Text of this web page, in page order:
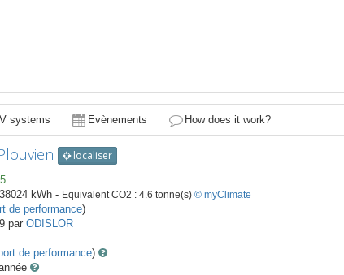
systems Evènements How does it work?
localiser
38024 kWh - Equivalent CO2 : 4.6 tonne(s) © myClimate
de performance)
par ODISLOR
de performance)